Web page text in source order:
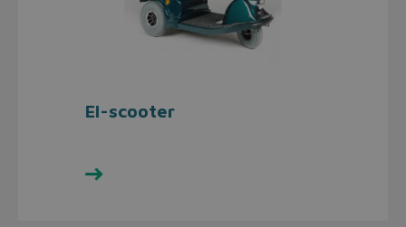
El-scooter
Se udvalget her